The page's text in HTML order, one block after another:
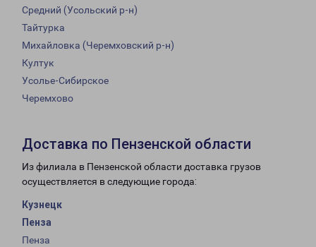
Средний (Усольский р-н)
Тайтурка
Михайловка (Черемховский р-н)
Култук
Усолье-Сибирское
Черемхово
Доставка по Пензенской области
Из филиала в Пензенской области доставка грузов
осуществляется в следующие города:
Кузнецк
Пенза
Пенза